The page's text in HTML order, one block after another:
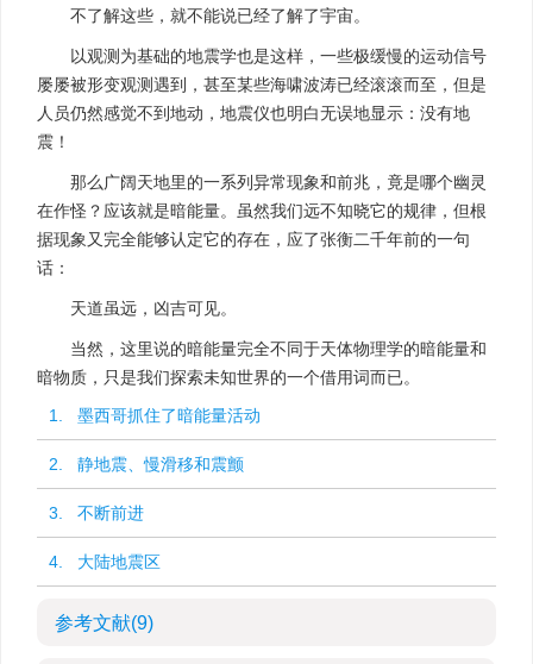
不了解这些，就不能说已经了解了宇宙。
以观测为基础的地震学也是这样，一些极缓慢的运动信号
屡屡被形变观测遇到，甚至某些海啸波涛已经滚滚而至，但是
人员仍然感觉不到地动，地震仪也明白无误地显示：没有地
震！
那么广阔天地里的一系列异常现象和前兆，竟是哪个幽灵
在作怪？应该就是暗能量。虽然我们远不知晓它的规律，但根
据现象又完全能够认定它的存在，应了张衡二千年前的一句
话：
天道虽远，凶吉可见。
当然，这里说的暗能量完全不同于天体物理学的暗能量和
暗物质，只是我们探索未知世界的一个借用词而已。
1. 墨西哥抓住了暗能量活动
2. 静地震、慢滑移和震颤
3. 不断前进
4. 大陆地震区
参考文献(9)